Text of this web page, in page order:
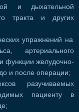
и дыхательной
тракта и других
упражнений на
артериального
функции желудочно-
и после операции;
разучиваемых
пациенту в